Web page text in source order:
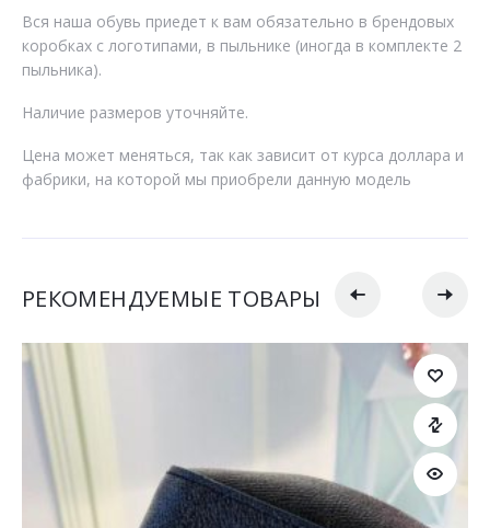
Вся наша обувь приедет к вам обязательно в брендовых
коробках с логотипами, в пыльнике (иногда в комплекте 2
пыльника).
Наличие размеров уточняйте.
Цена может меняться, так как зависит от курса доллара и
фабрики, на которой мы приобрели данную модель
РЕКОМЕНДУЕМЫЕ ТОВАРЫ